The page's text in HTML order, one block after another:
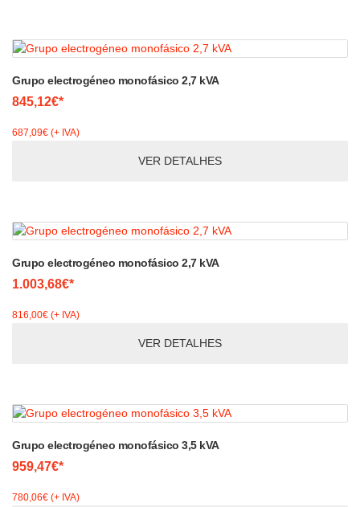
Grupo electrogéneo monofásico 2,7 kVA
845,12€*
687,09€ (+ IVA)
VER DETALHES
Grupo electrogéneo monofásico 2,7 kVA
1.003,68€*
816,00€ (+ IVA)
VER DETALHES
Grupo electrogéneo monofásico 3,5 kVA
959,47€*
780,06€ (+ IVA)